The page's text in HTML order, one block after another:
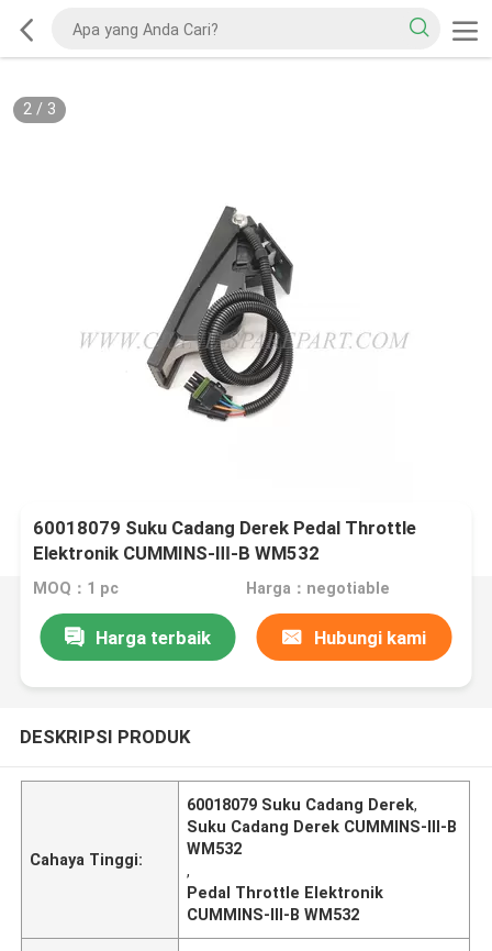
2/ 3
60018079 Suku Cadang Derek Pedal Throttle
Elektronik CUMMINS-Ⅲ-B WM532
MOQ：1 pc Harga：negotiable
Harga terbaik Hubungi kami
DESKRIPSI PRODUK
Cahaya Tinggi:
60018079 Suku Cadang Derek,
Suku Cadang Derek CUMMINS-Ⅲ-B
WM532
,
Pedal Throttle Elektronik
CUMMINS-Ⅲ-B WM532